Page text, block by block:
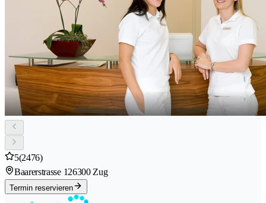
5(2476)
Baarerstrasse 126300 Zug
Termin reservieren